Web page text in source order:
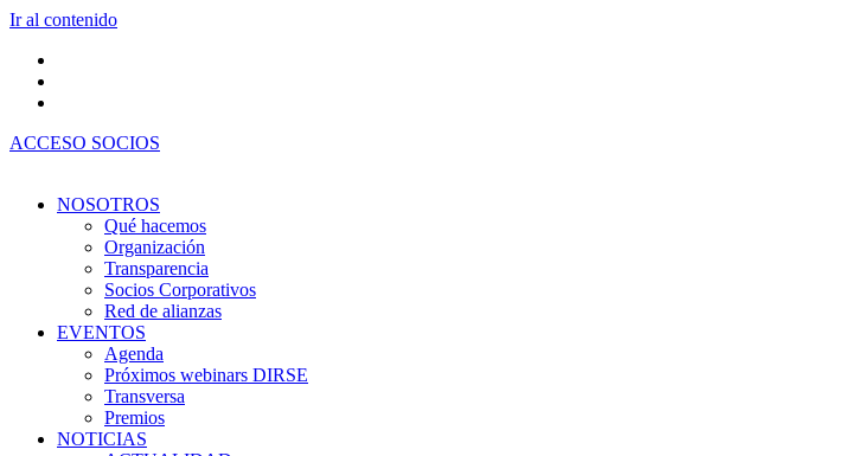
Ir al contenido
ACCESO SOCIOS
NOSOTROS
Qué hacemos
Organización
Transparencia
Socios Corporativos
Red de alianzas
EVENTOS
Agenda
Próximos webinars DIRSE
Transversa
Premios
NOTICIAS